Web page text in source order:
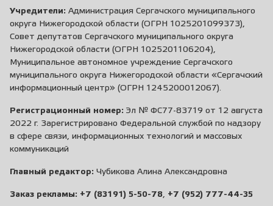
Учредители: Администрация Сергачского муниципального
округа Нижегородской области (ОГРН 1025201099373),
Совет депутатов Сергачского муниципального округа
Нижегородской области (ОГРН 1025201106204),
Муниципальное автономное учреждение Сергачского
муниципального округа Нижегородской области «Сергачский
информационный центр» (ОГРН 1245200012067).
Регистрационный номер: Эл № ФС77-83719 от 12 августа
2022 г. Зарегистрировано Федеральной службой по надзору
в сфере связи, информационных технологий и массовых
коммуникаций
Главный редактор: Чубикова Алина Александровна
Заказ рекламы: +7 (83191) 5-50-78, +7 (952) 777-44-35